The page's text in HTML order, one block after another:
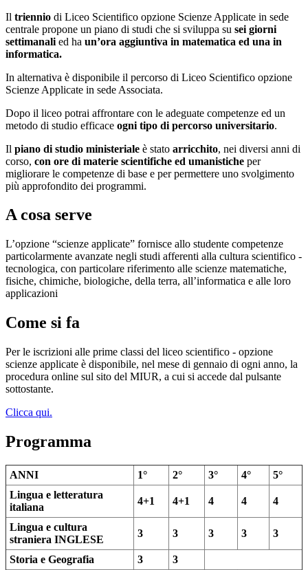
Il triennio di Liceo Scientifico opzione Scienze Applicate in sede
centrale propone un piano di studi che si sviluppa su sei giorni
settimanali ed ha un’ora aggiuntiva in matematica ed una in
informatica.
In alternativa è disponibile il percorso di Liceo Scientifico opzione
Scienze Applicate in sede Associata.
Dopo il liceo potrai affrontare con le adeguate competenze ed un
metodo di studio efficace ogni tipo di percorso universitario.
Il piano di studio ministeriale è stato arricchito, nei diversi anni di
corso, con ore di materie scientifiche ed umanistiche per
migliorare le competenze di base e per permettere uno svolgimento
più approfondito dei programmi.
A cosa serve
L’opzione “scienze applicate” fornisce allo studente competenze
particolarmente avanzate negli studi afferenti alla cultura scientifico -
tecnologica, con particolare riferimento alle scienze matematiche,
fisiche, chimiche, biologiche, della terra, all’informatica e alle loro
applicazioni
Come si fa
Per le iscrizioni alle prime classi del liceo scientifico - opzione
scienze applicate è disponibile, nel mese di gennaio di ogni anno, la
procedura online sul sito del MIUR, a cui si accede dal pulsante
sottostante.
Clicca qui.
Programma
ANNI 1° 2° 3° 4°
5°
Lingua e letteratura
italiana
4+1 4+1 4 4 4
Lingua e cultura
straniera INGLESE
3 3 3 3 3
Storia e Geografia 3
3